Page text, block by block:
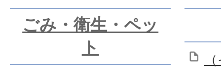
ごみ・衛生・ペッ
ト